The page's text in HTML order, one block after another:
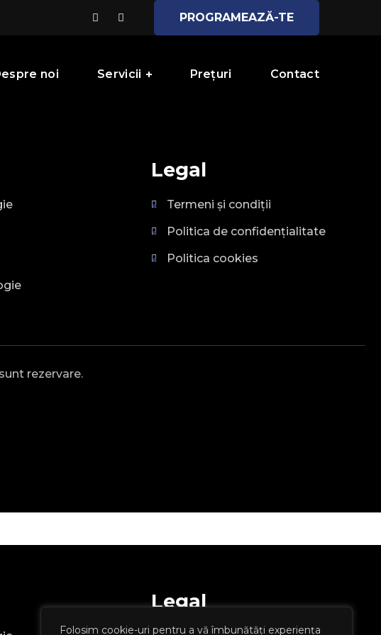
Folosim cookie-uri pentru a vă îmbunătăți experiența
PROGRAMEAZĂ-TE
noi Servicii Prețuri Contact
Legal
Termeni și condiții
Politica de confidențialitate
Politica cookies
rezervare.
Legal